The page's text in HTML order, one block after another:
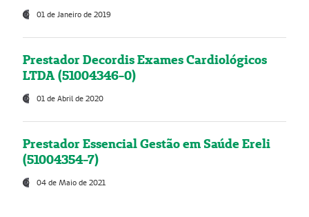
01 de Janeiro de 2019
Prestador Decordis Exames Cardiológicos
LTDA (51004346-0)
01 de Abril de 2020
Prestador Essencial Gestão em Saúde Ereli
(51004354-7)
04 de Maio de 2021